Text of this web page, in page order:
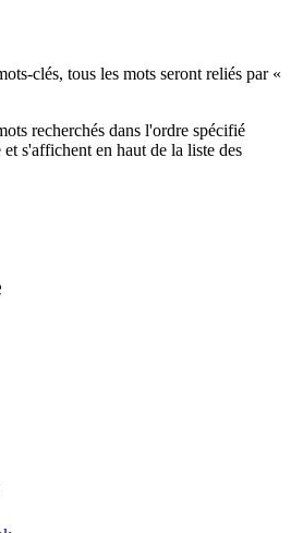
clés, tous les mots seront reliés par «
recherchés dans l'ordre spécifié
s'affichent en haut de la liste des